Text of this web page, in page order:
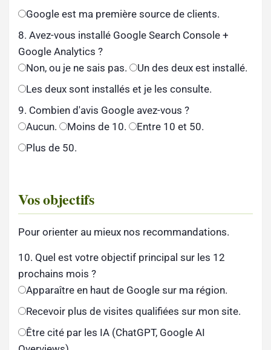
Google est ma première source de clients.
8. Avez-vous installé Google Search Console +
Google Analytics ?
Non, ou je ne sais pas.
Un des deux est installé.
Les deux sont installés et je les consulte.
9. Combien d'avis Google avez-vous ?
Aucun.
Moins de 10.
Entre 10 et 50.
Plus de 50.
Vos objectifs
Pour orienter au mieux nos recommandations.
10. Quel est votre objectif principal sur les 12
prochains mois ?
Apparaître en haut de Google sur ma région.
Recevoir plus de visites qualifiées sur mon site.
Être cité par les IA (ChatGPT, Google AI